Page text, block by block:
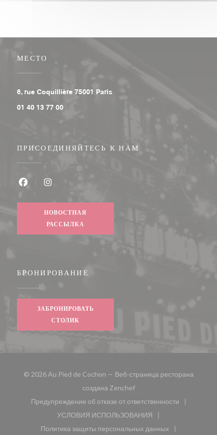
МЕСТО
6, rue Coquillière 75001 Paris
01 40 13 77 00
ПРИСОЕДИНЯЙТЕСЬ К НАМ
НОВОСТНАЯ
РАССЫЛКА
БРОНИРОВАНИЕ
ЗАБРОНИРОВАТЬ
СТОЛИК
© 2026 Au Pied de Cochon — Веб-страница ресторана
создана Zenchef((открывается в новом
Предупреждение об отказе от ответственности
((открывается в новом окне))
УСЛОВИЯ ИСПОЛЬЗОВАНИЯ
((открывается в новом окне))
Политика защиты персональных данных